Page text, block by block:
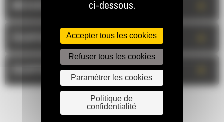
ÉQUIPEMENT STANDARD
ÉQUIPEMENT OPTIONNEL
ci-dessous.
Accepter tous les cookies
Refuser tous les cookies
Paramétrer les cookies
Politique de
confidentialité